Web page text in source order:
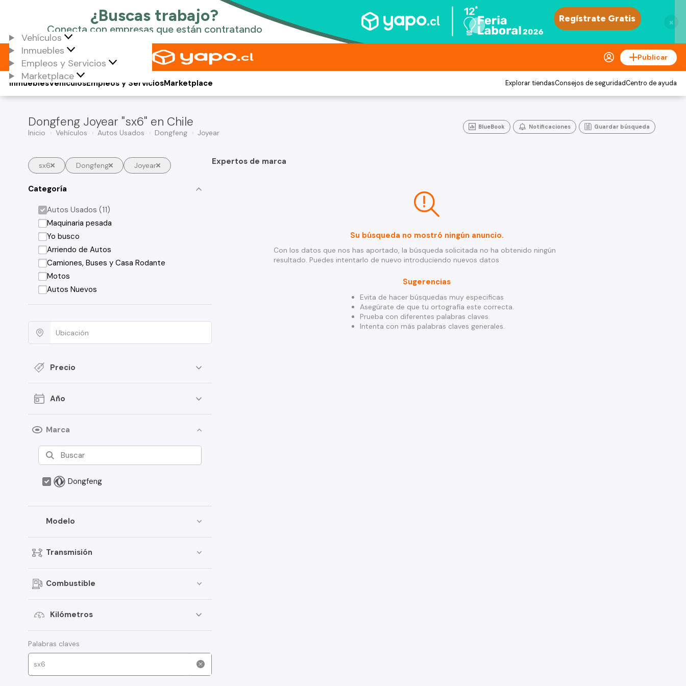
×
Vehículos
Inmuebles
Empleos y Servicios
Marketplace
Publicar
Vehículos
Inmuebles Empleos y ServiciosMarketplace Explorar tiendasConsejos de seguridadCentro de ayuda
Dongfeng Joyear "sx6" en Chile
Inicio Vehículos Autos Usados Dongfeng Joyear
BlueBook Notificaciones Guardar búsqueda
sx6 Dongfeng Joyear
Categoría
Autos Usados (11)
Maquinaria pesada
Yo busco
Arriendo de Autos
Camiones, Buses y Casa Rodante
Motos
Autos Nuevos
Precio
Año
Marca
Dongfeng
Modelo
Transmisión
Combustible
Kilómetros
Palabras claves
Expertos de marca
Su búsqueda no mostró ningún anuncio.
Con los datos que nos has aportado, la búsqueda solicitada no ha obtenido ningún
resultado. Puedes intentarlo de nuevo introduciendo nuevos datos
Sugerencias
Evita de hacer búsquedas muy especificas
Asegúrate de que tu ortografía este correcta.
Prueba con diferentes palabras claves.
Intenta con más palabras claves generales.